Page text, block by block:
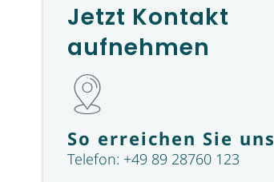
Jetzt Kontakt
aufnehmen
So erreichen Sie uns
Telefon: +49 89 28760 123